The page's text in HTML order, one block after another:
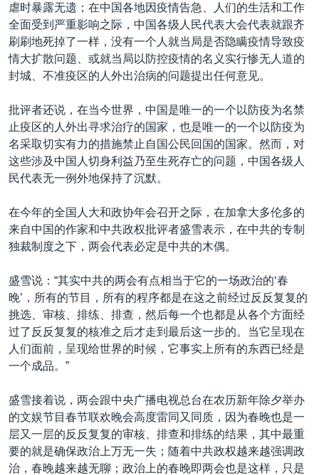
虐时暴露无遗；在中国各地因疫情告急、人们的生活和工作
全面受到严重影响之际，中国各级人民代表大会代表就跟齐
刷刷地死掉了一样，没有一个人就当局是否隐瞒疫情导致疫
情大扩散问题、或就当局以防控疫情的名义实行惨无人道的
封城、不准疫区的人外出治病的问题提出任何意见。
批评者还说，在当今世界，中国是唯一的一个以防疫为名禁
止疫区的人外出寻求治疗的国家，也是唯一的一个以防疫为
名采取切实有力的措施禁止自国公民回国的国家。然而，对
这些涉及中国人切身利益乃至生死存亡的问题，中国各级人
民代表无一例外地保持了沉默。
在今年的全国人大和政协年会召开之际，在加拿大多伦多的
来自中国的作家和中共政权批评者盛雪表示，在中共的专制
独裁制度之下，两会代表必定是中共的木偶。
盛雪说：“其实中共的两会有点相当于它的一场政治的‘春
晚’，所有的节目，所有的程序都是在这之前经过反反复复的
挑选、审核、排练、排查，然后每一个也都是从各个方面经
过了反反复复的核准之后才走到最后这一步的。当它呈现在
人们面前，呈现给世界的时候，它事实上所有的东西已经是
一个成品。”
盛雪接着说，两会跟中央广播电视总台在农历新年除夕举办
的文娱节目春节联欢晚会高度雷同又同质，因为春晚也是一
层又一层的反反复复的审核、排查和排练的结果，其中最重
要的就是确保政治上万无一失；随着中共政权越来越强调政
治，春晚越来越无聊；政治上的春晚即两会也是这样，只是